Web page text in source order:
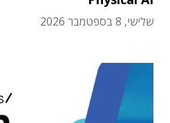
שלישי, 8 בספטמבר 2026